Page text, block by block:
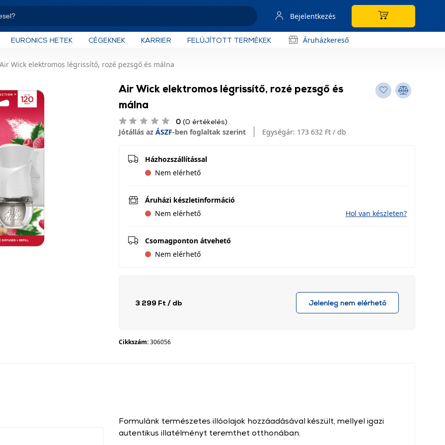
Bejelentkezés
EURONICS HETEK CÉGEKNEK KARRIER FELÚJÍTOTT TERMÉKEK Áruházkereső
Air Wick elektromos légrissítő, rozé pezsgő és málna
Air Wick elektromos légrissítő, rozé pezsgő és
málna
0 (0 értékelés)
Jótállás az ÁSZF-ben foglaltak szerint Egységár: 173 632 Ft / db
Házhozszállítással
Nem elérhető
Áruházi készletinformáció
Nem elérhető
Hol van készleten?
Csomagponton átvehető
Nem elérhető
3 299 Ft / db Jelenleg nem elérhető
Cikkszám:306056
Formulánk természetes illóolajok hozzáadásával készült, mellyel igazi
autentikus illatélményt teremthet otthonában.